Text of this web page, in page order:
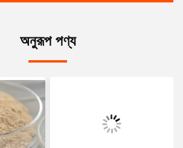
অনুরূপ পণ্য